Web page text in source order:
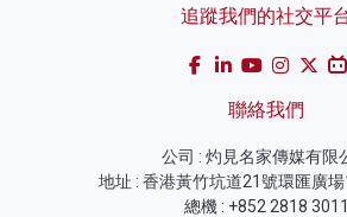
追蹤我們的社交平
聯絡我們
公司 : 灼見名家傳媒有限
地址 : 香港黃竹坑道21號環匯廣
總機 : +852 2818 3011